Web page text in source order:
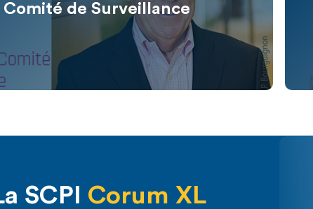
Comité de Surveillance
SCPI Corum XL